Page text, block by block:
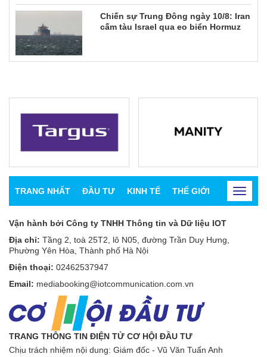
Chiến sự Trung Đông ngày 10/8: Iran
cấm tàu Israel qua eo biển Hormuz
TRANG NHẤT ĐẦU TƯ KINH TẾ THẾ GIỚI CHỨNG
Toggle
Vận hành bởi Công ty TNHH Thông tin và Dữ liệu IOT
Địa chỉ: Tầng 2, toà 25T2, lô N05, đường Trần Duy Hưng,
Phường Yên Hòa, Thành phố Hà Nội
Điện thoại: 02462537947
Email: mediabooking@iotcommunication.com.vn
TRANG THÔNG TIN ĐIỆN TỬ CƠ HỘI ĐẦU TƯ
Chịu trách nhiệm nội dung: Giám đốc - Vũ Văn Tuấn Anh